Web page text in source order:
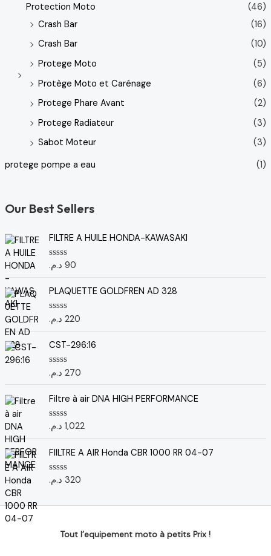
Protection Moto
(46)
Crash Bar
(16)
Crash Bar
(10)
Protege Moto
(5)
Protège Moto et Carénage
(6)
Protege Phare Avant
(2)
Protege Radiateur
(3)
Sabot Moteur
(3)
protege pompe a eau
(1)
Our Best Sellers
FILTRE A HUILE HONDA-KAWASAKI
N
o
e
s
r
90 د.م.
PLAQUETTE GOLDFREN AD 328
N
o
e
s
r
220 د.م.
CST-296:16
N
o
e
s
r
270 د.م.
Filtre à air DNA HIGH PERFORMANCE
N
o
e
s
r
1,022 د.م.
FIILTRE A AIR Honda CBR 1000 RR 04-07
N
o
e
320 د.م.
Tout l’equipement moto à petits Prix !